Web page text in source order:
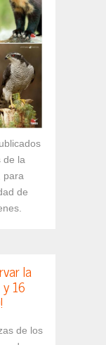
de la
para
de
la
16
de los